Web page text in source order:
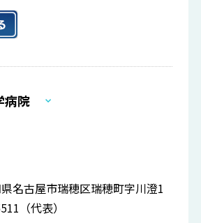
病院
名古屋市瑞穂区瑞穂町字川澄1
（代表）